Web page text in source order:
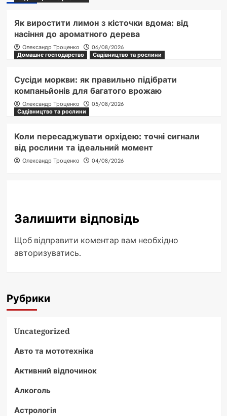
Як виростити лимон з кісточки вдома: від
насіння до ароматного дерева
Олександр Троценко
06/08/2026
Домашнє господарство
Садівництво та рослини
Сусіди моркви: як правильно підібрати
компаньйонів для багатого врожаю
Олександр Троценко
05/08/2026
Садівництво та рослини
Коли пересаджувати орхідею: точні сигнали
від рослини та ідеальний момент
Олександр Троценко 04/08/2026
Залишити відповідь
Щоб відправити коментар вам необхідно
авторизуватись.
Рубрики
Uncategorized
Авто та мототехніка
Активний відпочинок
Алкоголь
Астрологія